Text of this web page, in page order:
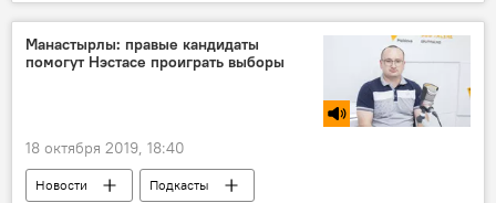
Манастырлы: правые кандидаты
помогут Нэстасе проиграть выборы
18 октября 2019, 18:40
Новости
Подкасты